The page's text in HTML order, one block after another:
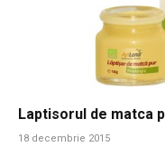
Laptisorul de matca
18 decembrie 2015